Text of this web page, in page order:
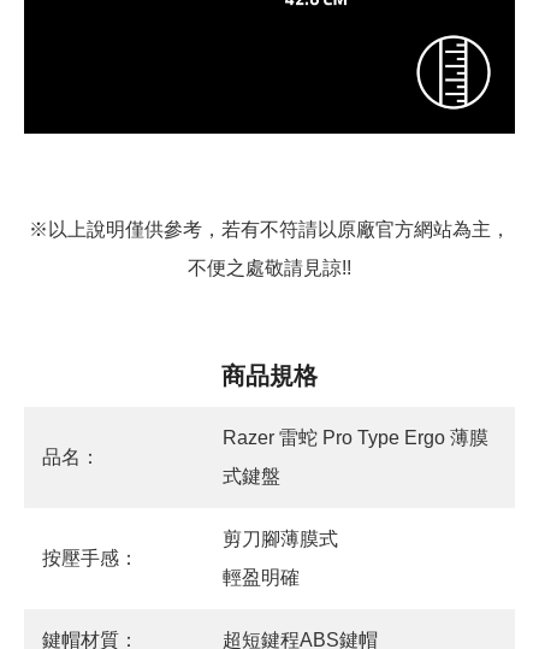
※以上說明僅供參考，若有不符請以原廠官方網站為主，
不便之處敬請見諒!!
商品規格
品名：
Razer 雷蛇 Pro Type Ergo 薄膜
式鍵盤
按壓手感：
剪刀腳薄膜式
輕盈明確
鍵帽材質： 超短鍵程ABS鍵帽